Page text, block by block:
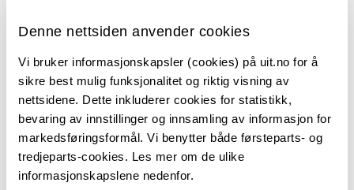
Denne nettsiden anvender cookies
Vi bruker informasjonskapsler (cookies) på uit.no for å
sikre best mulig funksjonalitet og riktig visning av
nettsidene. Dette inkluderer cookies for statistikk,
bevaring av innstillinger og innsamling av informasjon for
markedsføringsformål. Vi benytter både førsteparts- og
tredjeparts-cookies. Les mer om de ulike
informasjonskapslene nedenfor.
G: Geometri og matematisk fysikk
Geometry and Mathematical Physics
Geometry and Mathematical Physics (engelsk)